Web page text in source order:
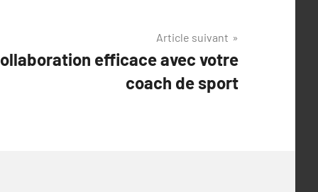
Article suivant
efficace avec votre
coach de sport